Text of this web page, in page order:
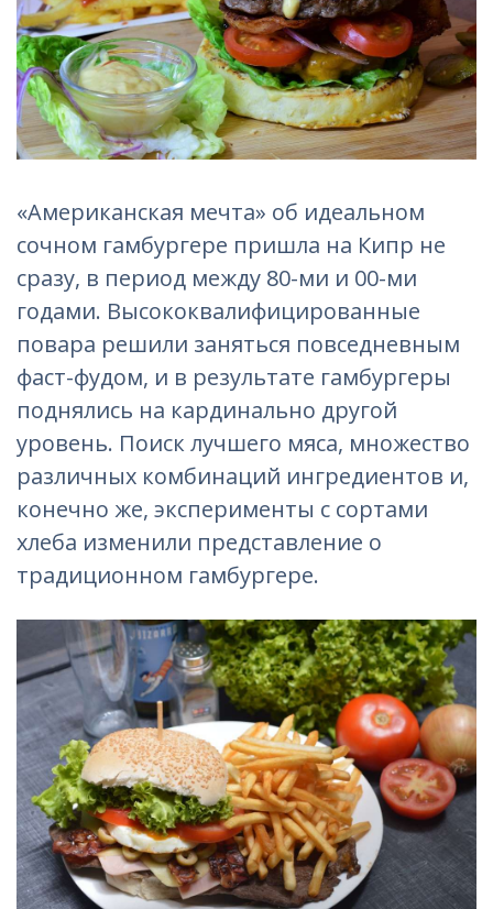
«Американская мечта» об идеальном
сочном гамбургере пришла на Кипр не
сразу, в период между 80-ми и 00-ми
годами. Высококвалифицированные
повара решили заняться повседневным
фаст-фудом, и в результате гамбургеры
поднялись на кардинально другой
уровень. Поиск лучшего мяса, множество
различных комбинаций ингредиентов и,
конечно же, эксперименты с сортами
хлеба изменили представление о
традиционном гамбургере.